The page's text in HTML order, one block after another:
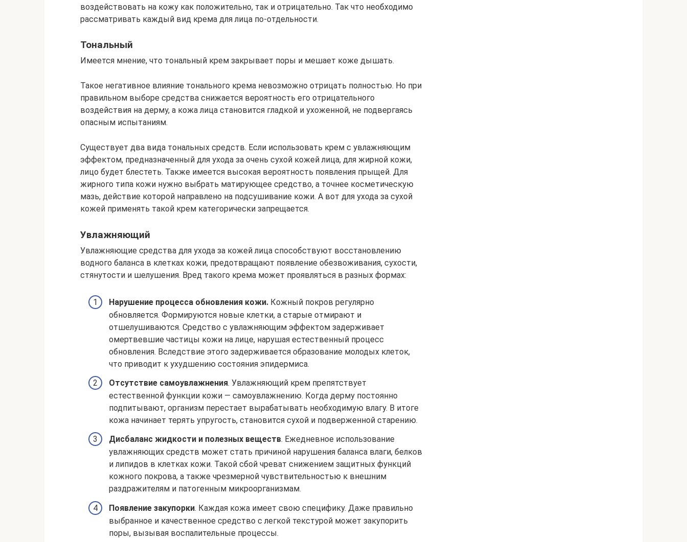
воздействовать на кожу как положительно, так и отрицательно. Так что необходимо
рассматривать каждый вид крема для лица по-отдельности.
Тональный
Имеется мнение, что тональный крем закрывает поры и мешает коже дышать.
Такое негативное влияние тонального крема невозможно отрицать полностью. Но при
правильном выборе средства снижается вероятность его отрицательного
воздействия на дерму, а кожа лица становится гладкой и ухоженной, не подвергаясь
опасным испытаниям.
Существует два вида тональных средств. Если использовать крем с увлажняющим
эффектом, предназначенный для ухода за очень сухой кожей лица, для жирной кожи,
лицо будет блестеть. Также имеется высокая вероятность появления прыщей. Для
жирного типа кожи нужно выбрать матирующее средство, а точнее косметическую
мазь, действие которой направлено на подсушивание кожи. А вот для ухода за сухой
кожей применять такой крем категорически запрещается.
Увлажняющий
Увлажняющие средства для ухода за кожей лица способствуют восстановлению
водного баланса в клетках кожи, предотвращают появление обезвоживания, сухости,
стянутости и шелушения. Вред такого крема может проявляться в разных формах:
Нарушение процесса обновления кожи. Кожный покров регулярно
обновляется. Формируются новые клетки, а старые отмирают и
отшелушиваются. Средство с увлажняющим эффектом задерживает
омертвевшие частицы кожи на лице, нарушая естественный процесс
обновления. Вследствие этого задерживается образование молодых клеток,
что приводит к ухудшению состояния эпидермиса.
Отсутствие самоувлажнения. Увлажняющий крем препятствует
естественной функции кожи — самоувлажнению. Когда дерму постоянно
подпитывают, организм перестает вырабатывать необходимую влагу. В итоге
кожа начинает терять упругость, становится сухой и подверженной старению.
Дисбаланс жидкости и полезных веществ. Ежедневное использование
увлажняющих средств может стать причиной нарушения баланса влаги, белков
и липидов в клетках кожи. Такой сбой чреват снижением защитных функций
кожного покрова, а также чрезмерной чувствительностью к внешним
раздражителям и патогенным микроорганизмам.
Появление закупорки. Каждая кожа имеет свою специфику. Даже правильно
выбранное и качественное средство с легкой текстурой может закупорить
поры, вызывая воспалительные процессы.